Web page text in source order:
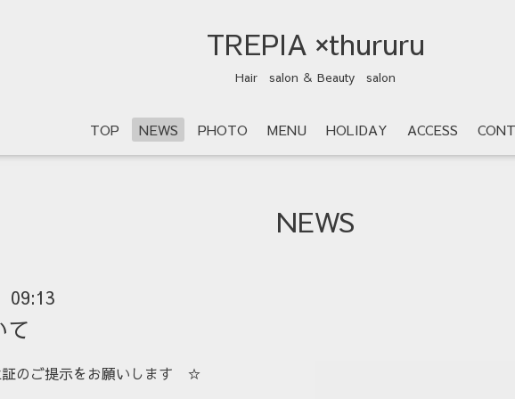
TREPIA ×thururu
Hair salon ＆ Beauty salon
TOP NEWS PHOTO MENU HOLIDAY ACCESS
NEWS
09:13
のご提示をお願いします ☆